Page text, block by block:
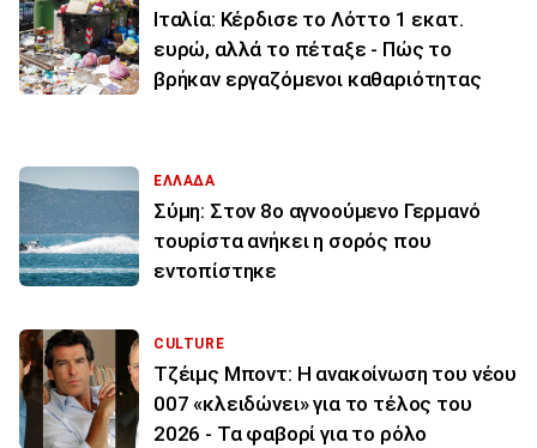
Ιταλία: Κέρδισε το Λόττο 1 εκατ.
ευρώ, αλλά το πέταξε - Πώς το
βρήκαν εργαζόμενοι καθαριότητας
ΕΛΛΑΔΑ
Σύμη: Στον 8ο αγνοούμενο Γερμανό
τουρίστα ανήκει η σορός που
εντοπίστηκε
CULTURE
Τζέιμς Μποντ: Η ανακοίνωση του νέου
007 «κλειδώνει» για το τέλος του
2026 - Τα φαβορί για το ρόλο